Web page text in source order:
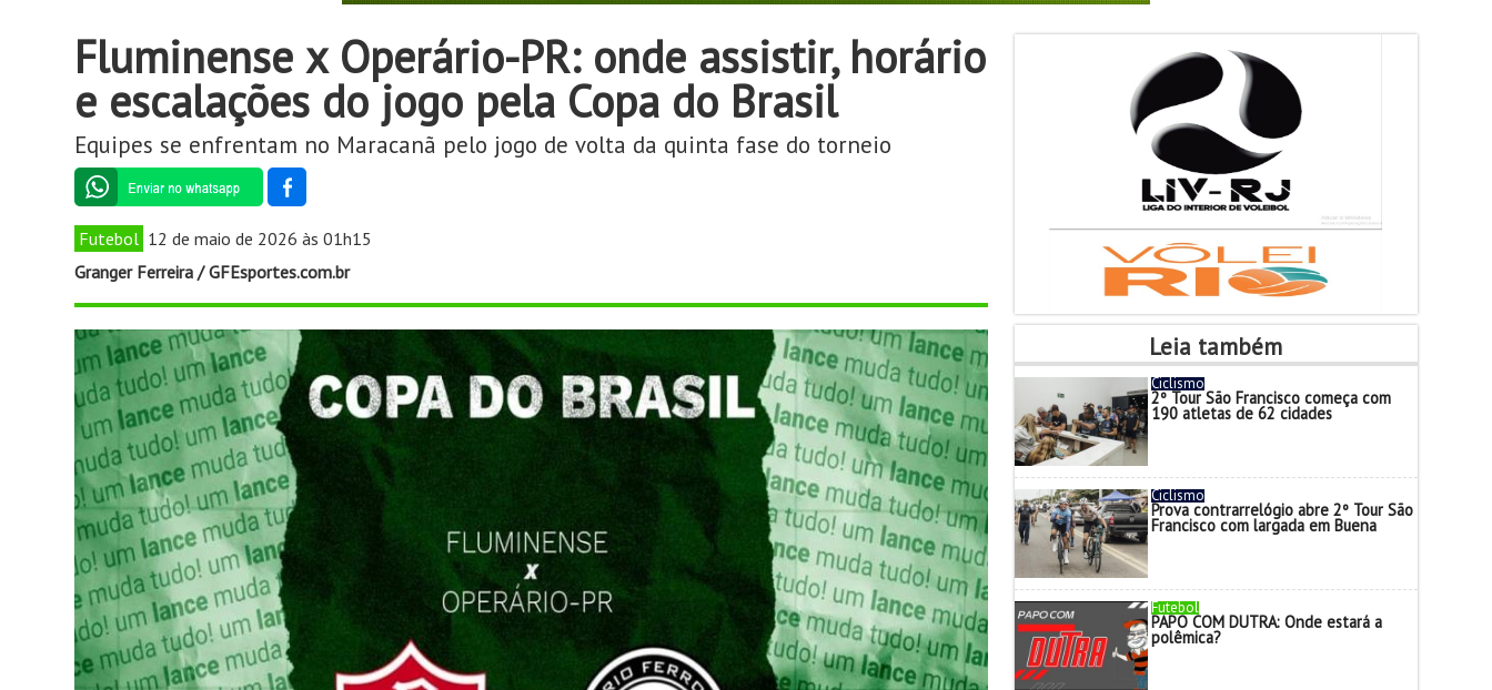
Fluminense x Operário-PR: onde assistir, horário
e escalações do jogo pela Copa do Brasil
Equipes se enfrentam no Maracanã pelo jogo de volta da quinta fase do torneio
Futebol 12 de maio de 2026 às 01h15
Granger Ferreira / GFEsportes.com.br
Leia também
Ciclismo
2º Tour São Francisco começa com
190 atletas de 62 cidades
Ciclismo
Prova contrarrelógio abre 2º Tour São
Francisco com largada em Buena
Futebol
PAPO COM DUTRA: Onde estará a
polêmica?